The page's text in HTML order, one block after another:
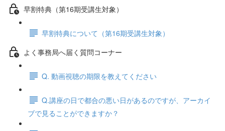
早割特典（第16期受講生対象）
早割特典について（第16期受講生対象）
よく事務局へ届く質問コーナー
Q. 動画視聴の期限を教えてください
Q.講座の日で都合の悪い日があるのですが、アーカイ
ブで見ることができますか？